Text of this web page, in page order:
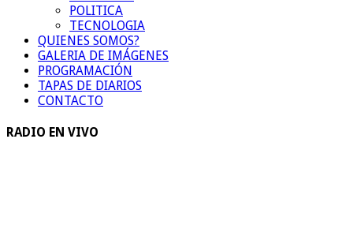
POLITICA
TECNOLOGIA
QUIENES SOMOS?
GALERIA DE IMÁGENES
PROGRAMACIÓN
TAPAS DE DIARIOS
CONTACTO
RADIO EN VIVO